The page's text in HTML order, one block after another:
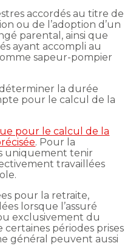
accordés au titre de
ou de l’adoption d’un
parental, ainsi que
ayant accompli au
sapeur-pompier
la durée
pour le calcul de la
pour le calcul de la
. Pour la
uniquement tenir
travaillées
pour la retraite,
lorsque l’assuré
exclusivement du
certaines périodes prises
général peuvent aussi